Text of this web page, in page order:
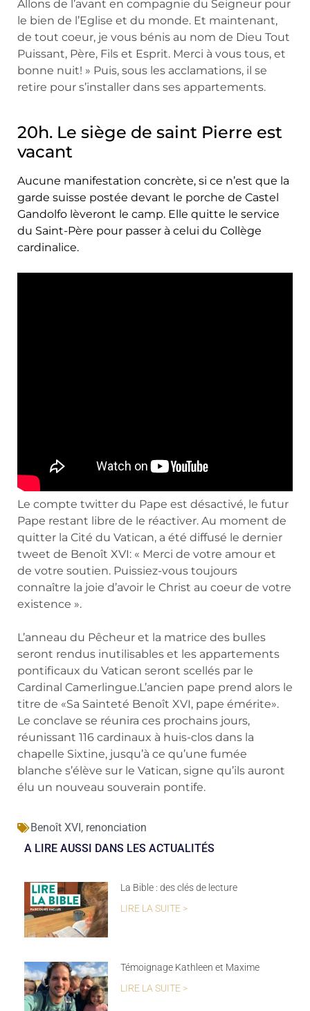
Allons de l’avant en compagnie du Seigneur pour
le bien de l’Eglise et du monde. Et maintenant,
de tout coeur, je vous bénis au nom de Dieu Tout
Puissant, Père, Fils et Esprit. Merci à vous tous, et
bonne nuit! » Puis, sous les acclamations, il se
retire pour s’installer dans ses appartements.
20h. Le siège de saint Pierre est
vacant
Aucune manifestation concrète, si ce n’est que la
garde suisse postée devant le porche de Castel
Gandolfo lèveront le camp. Elle quitte le service
du Saint-Père pour passer à celui du Collège
cardinalice.
Le compte twitter du Pape est désactivé, le futur
Pape restant libre de le réactiver. Au moment de
quitter la Cité du Vatican, a été diffusé le dernier
tweet de Benoît XVI: « Merci de votre amour et
de votre soutien. Puissiez-vous toujours
connaître la joie d’avoir le Christ au coeur de votre
existence ».
L’anneau du Pêcheur et la matrice des bulles
seront rendus inutilisables et les appartements
pontificaux du Vatican seront scellés par le
Cardinal Camerlingue.L’ancien pape prend alors le
titre de «Sa Sainteté Benoît XVI, pape émérite».
Le conclave se réunira ces prochains jours,
réunissant 116 cardinaux à huis-clos dans la
chapelle Sixtine, jusqu’à ce qu’une fumée
blanche s’élève sur le Vatican, signe qu’ils auront
élu un nouveau souverain pontife.
Benoît XVI, renonciation
A LIRE AUSSI DANS LES ACTUALITÉS
La Bible : des clés de lecture
LIRE LA SUITE >
Témoignage Kathleen et Maxime
LIRE LA SUITE >